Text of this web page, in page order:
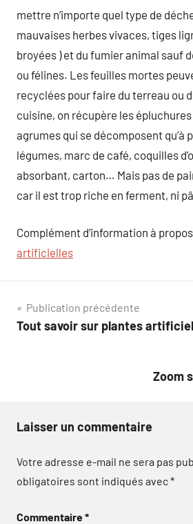
mettre n’importe quel type de
mauvaises herbes vivaces, tiges
broyées ) et du fumier animal sauf
ou félines. Les feuilles mortes
recyclées pour faire du terreau ou
cuisine, on récupère les
agrumes qui se décomposent qu’à
légumes, marc de café, coquilles
absorbant, carton… Mais pas de
car il est trop riche en ferment, ni
Complément d’information à
artificielles
Navigation
de
Publication précédente
Tout savoir sur plantes
Zoom
Laisser un commentaire
Votre adresse e-mail ne sera pas
obligatoires sont indiqués avec*
Commentaire*